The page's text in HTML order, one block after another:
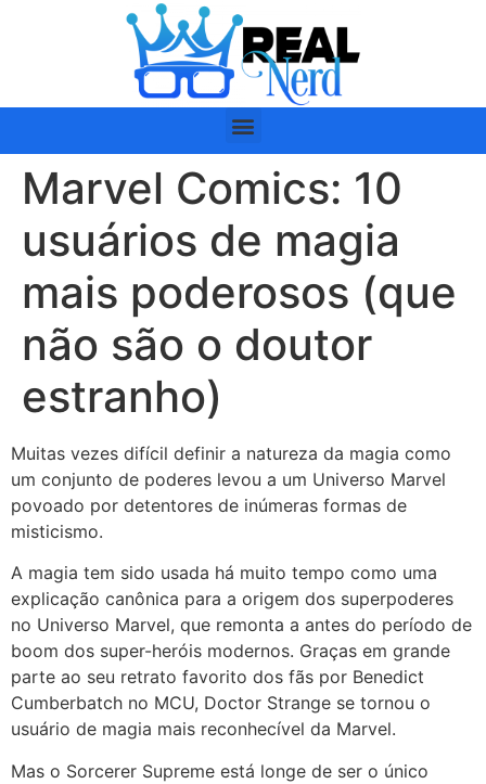
Marvel Comics: 10
usuários de magia
mais poderosos (que
não são o doutor
estranho)
Muitas vezes difícil definir a natureza da magia como
um conjunto de poderes levou a um Universo Marvel
povoado por detentores de inúmeras formas de
misticismo.
A magia tem sido usada há muito tempo como uma
explicação canônica para a origem dos superpoderes
no Universo Marvel, que remonta a antes do período de
boom dos super-heróis modernos. Graças em grande
parte ao seu retrato favorito dos fãs por Benedict
Cumberbatch no MCU, Doctor Strange se tornou o
usuário de magia mais reconhecível da Marvel.
Mas o Sorcerer Supreme está longe de ser o único